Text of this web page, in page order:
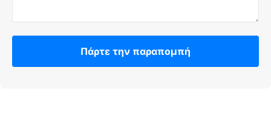
Πάρτε την παραπομπή